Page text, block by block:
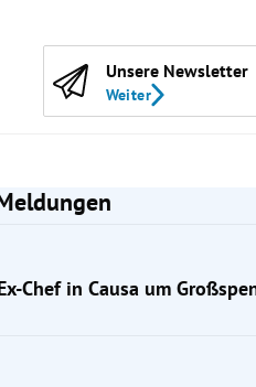
Unsere Newsletter
Weiter
Chef in Causa um